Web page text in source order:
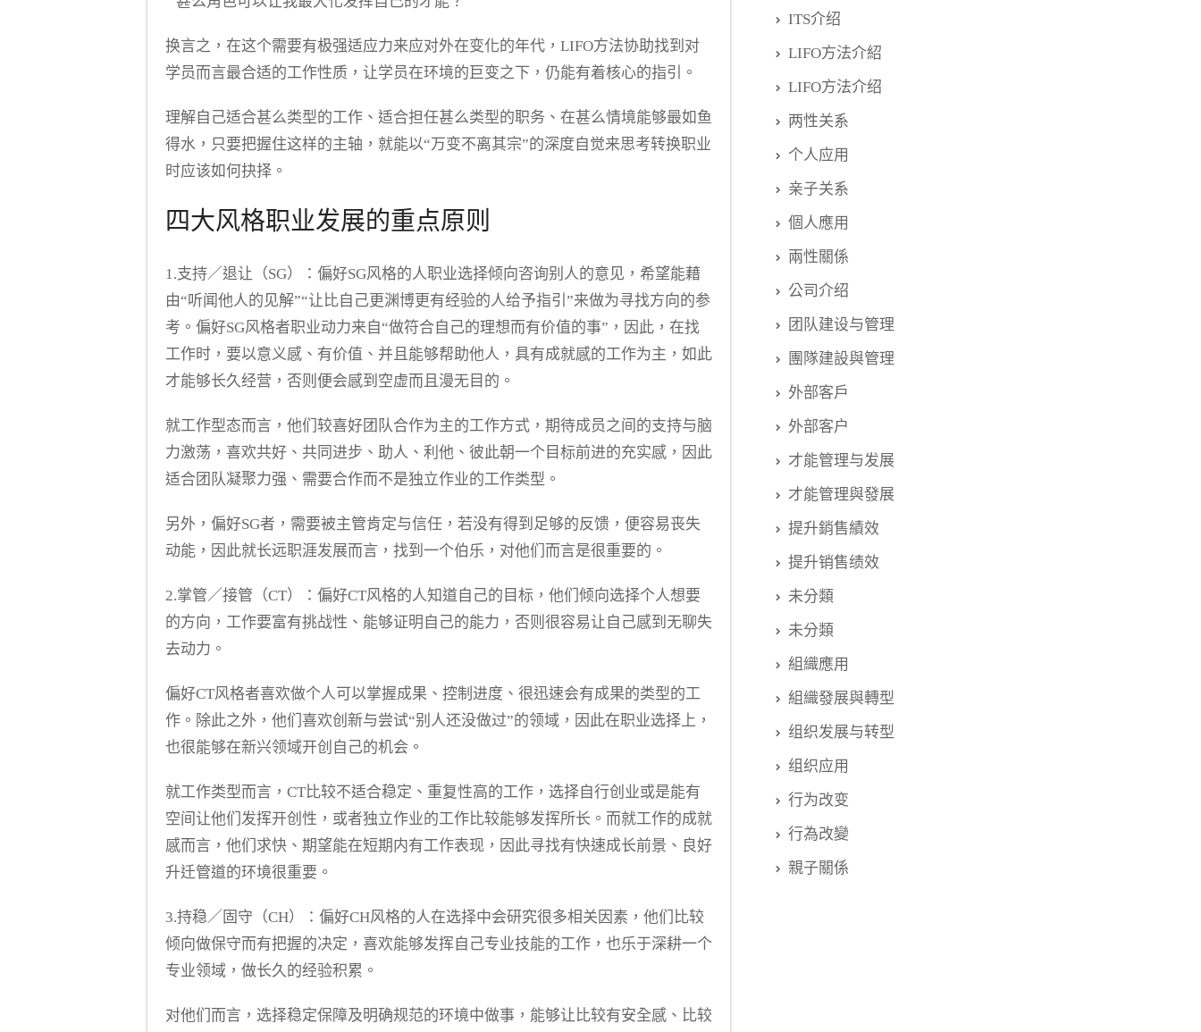
换言之，在这个需要有极强适应力来应对外在变化的年代，LIFO方法协助找到对
学员而言最合适的工作性质，让学员在环境的巨变之下，仍能有着核心的指引。
理解自己适合甚么类型的工作、适合担任甚么类型的职务、在甚么情境能够最如鱼
得水，只要把握住这样的主轴，就能以“万变不离其宗”的深度自觉来思考转换职业
时应该如何抉择。
四大风格职业发展的重点原则
1.支持／退让（SG）： 偏好SG风格的人职业选择倾向咨询别人的意见，希望能藉
由“听闻他人的见解”“让比自己更渊博更有经验的人给予指引”来做为寻找方向的参
考。偏好SG风格者职业动力来自“做符合自己的理想而有价值的事”，因此，在找
工作时，要以意义感、有价值、并且能够帮助他人，具有成就感的工作为主，如此
才能够长久经营，否则便会感到空虚而且漫无目的。
就工作型态而言，他们较喜好团队合作为主的工作方式，期待成员之间的支持与脑
力激荡，喜欢共好、共同进步、助人、利他、彼此朝一个目标前进的充实感，因此
适合团队凝聚力强、需要合作而不是独立作业的工作类型。
另外，偏好SG者，需要被主管肯定与信任，若没有得到足够的反馈，便容易丧失
动能，因此就长远职涯发展而言，找到一个伯乐，对他们而言是很重要的。
2.掌管／接管（CT）： 偏好CT风格的人知道自己的目标，他们倾向选择个人想要
的方向，工作要富有挑战性、能够证明自己的能力，否则很容易让自己感到无聊失
去动力。
偏好CT风格者喜欢做个人可以掌握成果、控制进度、很迅速会有成果的类型的工
作。除此之外，他们喜欢创新与尝试“别人还没做过”的领域，因此在职业选择上，
也很能够在新兴领域开创自己的机会。
就工作类型而言，CT比较不适合稳定、重复性高的工作，选择自行创业或是能有
空间让他们发挥开创性，或者独立作业的工作比较能够发挥所长。而就工作的成就
感而言，他们求快、期望能在短期内有工作表现，因此寻找有快速成长前景、良好
升迁管道的环境很重要。
3.持稳／固守（CH）
：偏好CH风格的人在选择中会研究很多相关因素，他们比较
倾向做保守而有把握的决定，喜欢能够发挥自己专业技能的工作，也乐于深耕一个
专业领域，做长久的经验积累。
对他们而言，选择稳定保障及明确规范的环境中做事，能够让比较有安全感、比较
ITS介绍
LIFO方法介紹
LIFO方法介绍
两性关系
个人应用
亲子关系
個人應用
兩性關係
公司介绍
团队建设与管理
團隊建設與管理
外部客戶
外部客户
才能管理与发展
才能管理與發展
提升銷售績效
提升销售绩效
未分類
未分類
組織應用
組織發展與轉型
组织发展与转型
组织应用
行为改变
行為改變
親子關係